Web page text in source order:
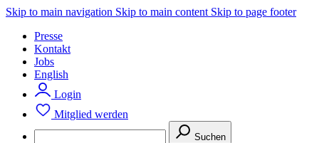
Skip to main navigation Skip to main content Skip to page footer
Presse
Kontakt
Jobs
English
Login
Mitglied werden
Suchen